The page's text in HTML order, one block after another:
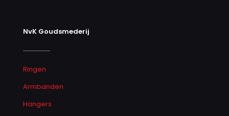
NvK Goudsmederij
Ringen
Armbanden
Hangers